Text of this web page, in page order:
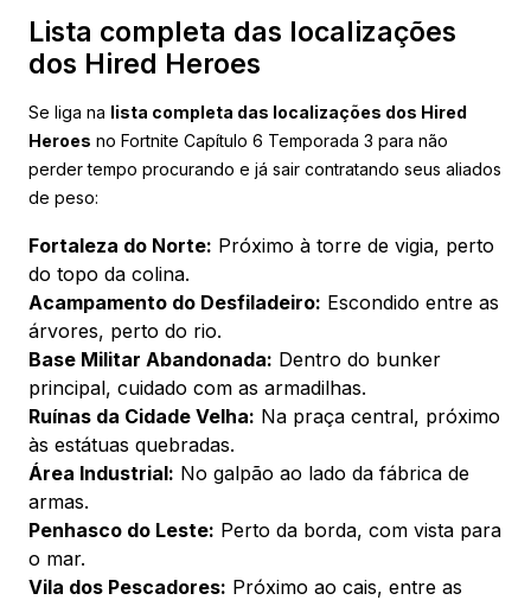
Lista completa das localizações
dos Hired Heroes
Se liga na lista completa das localizações dos Hired
Heroes no Fortnite Capítulo 6 Temporada 3 para não
perder tempo procurando e já sair contratando seus aliados
de peso:
Fortaleza do Norte: Próximo à torre de vigia, perto
do topo da colina.
Acampamento do Desfiladeiro: Escondido entre as
árvores, perto do rio.
Base Militar Abandonada: Dentro do bunker
principal, cuidado com as armadilhas.
Ruínas da Cidade Velha: Na praça central, próximo
às estátuas quebradas.
Área Industrial: No galpão ao lado da fábrica de
armas.
Penhasco do Leste: Perto da borda, com vista para
o mar.
Vila dos Pescadores: Próximo ao cais, entre as